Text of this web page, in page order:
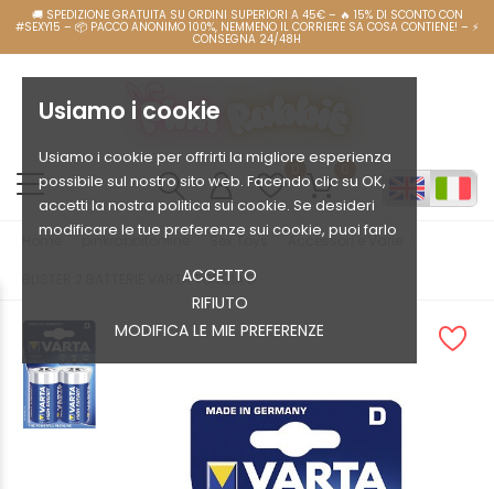
Usiamo i cookie
Usiamo i cookie per offrirti la migliore esperienza
possibile sul nostro sito web. Facendo clic su OK,
accetti la nostra politica sui cookie. Se desideri
modificare le tue preferenze sui cookie, puoi farlo
ACCETTO
RIFIUTO
MODIFICA LE MIE PREFERENZE
Home pinkrabbitonline Sex Toys Accessori e Varie
BLISTER 2 BATTERIE VARTA TORCIA D